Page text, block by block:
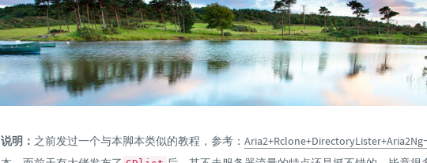
说明： 之前发过一个与本脚本类似的教程，参考：